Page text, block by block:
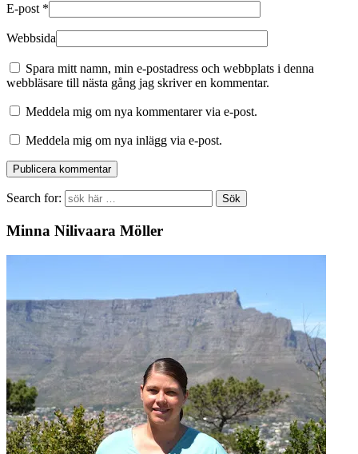
E-post *
Webbsida
Spara mitt namn, min e-postadress och webbplats i denna
webbläsare till nästa gång jag skriver en kommentar.
Meddela mig om nya kommentarer via e-post.
Meddela mig om nya inlägg via e-post.
Search for:
Minna Nilivaara Möller